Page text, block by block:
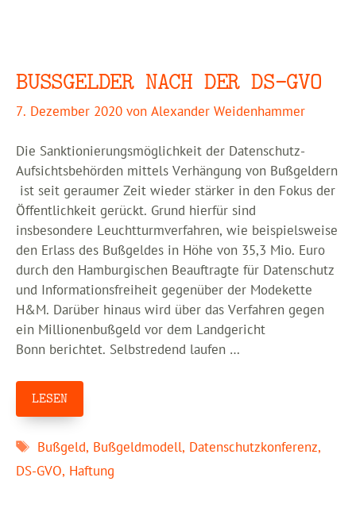
BUSSGELDER NACH DER DS-GVO
7. Dezember 2020 von Alexander Weidenhammer
Die Sanktionierungsmöglichkeit der Datenschutz-
Aufsichtsbehörden mittels Verhängung von Bußgeldern
ist seit geraumer Zeit wieder stärker in den Fokus der
Öffentlichkeit gerückt. Grund hierfür sind
insbesondere Leuchtturmverfahren, wie beispielsweise
den Erlass des Bußgeldes in Höhe von 35,3 Mio. Euro
durch den Hamburgischen Beauftragte für Datenschutz
und Informationsfreiheit gegenüber der Modekette
H&M. Darüber hinaus wird über das Verfahren gegen
ein Millionenbußgeld vor dem Landgericht
Bonn berichtet. Selbstredend laufen …
LESEN
Schlagwörter
Bußgeld, Bußgeldmodell, Datenschutzkonferenz,
DS-GVO, Haftung